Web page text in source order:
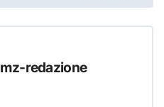
mz-redazione